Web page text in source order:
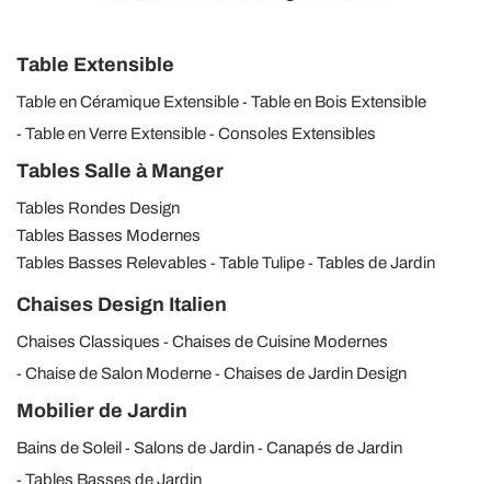
Table Extensible
Table en Céramique Extensible
Table en Bois Extensible
Table en Verre Extensible
Consoles Extensibles
Tables Salle à Manger
Tables Rondes Design
Tables Basses Modernes
Tables Basses Relevables
Table Tulipe Tables de Jardin
Chaises Design Italien
Chaises Classiques
Chaises de Cuisine Modernes
Chaise de Salon Moderne
Chaises de Jardin Design
Mobilier de Jardin
Bains de Soleil Salons de Jardin
Canapés de Jardin
Tables Basses de Jardin